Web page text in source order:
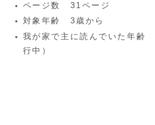
ページ数 31ページ
対象年齢 3歳から
我が家で主に読んでいた年齢
行中）